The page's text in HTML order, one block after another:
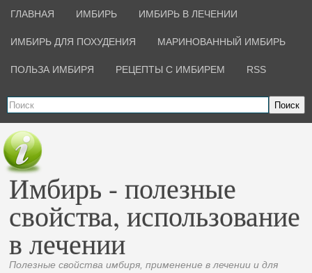
ГЛАВНАЯ ИМБИРЬ ИМБИРЬ В ЛЕЧЕНИИ
ИМБИРЬ ДЛЯ ПОХУДЕНИЯ МАРИНОВАННЫЙ ИМБИРЬ
ПОЛЬЗА ИМБИРЯ РЕЦЕПТЫ С ИМБИРЕМ RSS
Поиск
Имбирь - полезные
свойства, использование
в лечении
Полезные свойства имбиря, применение в лечении и для